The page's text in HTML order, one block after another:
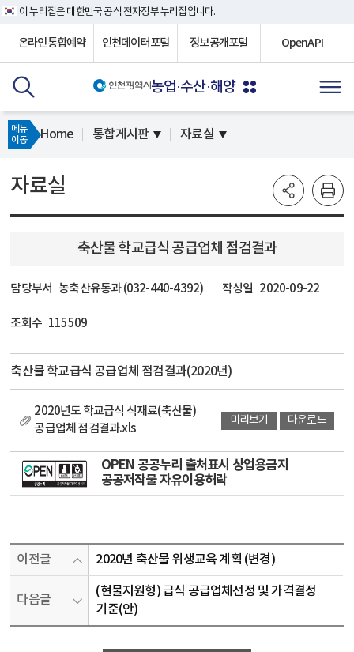
이 누리집은 대한민국 공식 전자정부 누리집입니다.
온라인통합예약 인천데이터포털 정보공개포털 OpenAPI
농업·수산·해양
메뉴
이동
Home 통합게시판 자료실
자료실
축산물 학교급식 공급업체 점검결과
담당부서 농축산유통과 (032-440-4392) 작성일 2020-09-22
조회수 115509
축산물 학교급식 공급업체 점검결과(2020년)
2020년도 학교급식 식재료(축산물)
공급업체 점검결과.xls
미리보기 다운로드
OPEN 공공누리 출처표시 상업용금지
공공저작물 자유이용허락
이전글 2020년 축산물 위생교육 계획 (변경)
다음글
(현물지원형) 급식 공급업체선정 및 가격결정
기준(안)